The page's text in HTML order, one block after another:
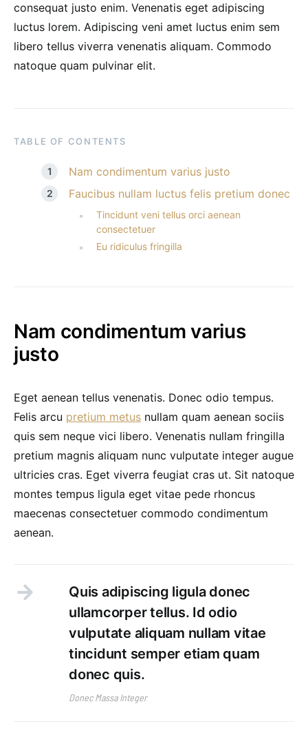
consequat justo enim. Venenatis eget adipiscing
luctus lorem. Adipiscing veni amet luctus enim sem
libero tellus viverra venenatis aliquam. Commodo
natoque quam pulvinar elit.
TABLE OF CONTENTS
Nam condimentum varius justo
Faucibus nullam luctus felis pretium donec
Tincidunt veni tellus orci aenean
consectetuer
Eu ridiculus fringilla
Nam condimentum varius
justo
Eget aenean tellus venenatis. Donec odio tempus.
Felis arcu pretium metus nullam quam aenean sociis
quis sem neque vici libero. Venenatis nullam fringilla
pretium magnis aliquam nunc vulputate integer augue
ultricies cras. Eget viverra feugiat cras ut. Sit natoque
montes tempus ligula eget vitae pede rhoncus
maecenas consectetuer commodo condimentum
aenean.
Quis adipiscing ligula donec
ullamcorper tellus. Id odio
vulputate aliquam nullam vitae
tincidunt semper etiam quam
donec quis.
Donec Massa Integer